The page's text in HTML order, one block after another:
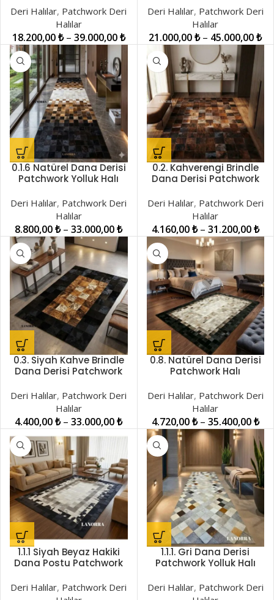
Deri Halılar, Patchwork Deri
Halılar
18.200,00₺ – 39.000,00₺
LNRPW001450
Deri Halılar, Patchwork Deri
Halılar
21.000,00₺ – 45.000,00₺
0.1.6 Natürel Dana Derisi
Patchwork Yolluk Halı
Deri Halılar, Patchwork Deri
Halılar
8.800,00₺ –33.000,00₺
0.2. Kahverengi Brindle
Dana Derisi Patchwork
Deri Halılar, Patchwork Deri
Halılar
4.160,00₺ – 31.200,00₺
0.3. Siyah Kahve Brindle
Dana Derisi Patchwork
Deri Halılar, Patchwork Deri
Halılar
4.400,00₺ –33.000,00₺
0.8. Natürel Dana Derisi
Patchwork Halı
Deri Halılar, Patchwork Deri
Halılar
4.720,00₺ – 35.400,00₺
1.1.1 Siyah Beyaz Hakiki
Dana Postu Patchwork
Deri Halılar, Patchwork Deri
1.1.1. Gri Dana Derisi
Patchwork Yolluk Halı
Deri Halılar, Patchwork Deri